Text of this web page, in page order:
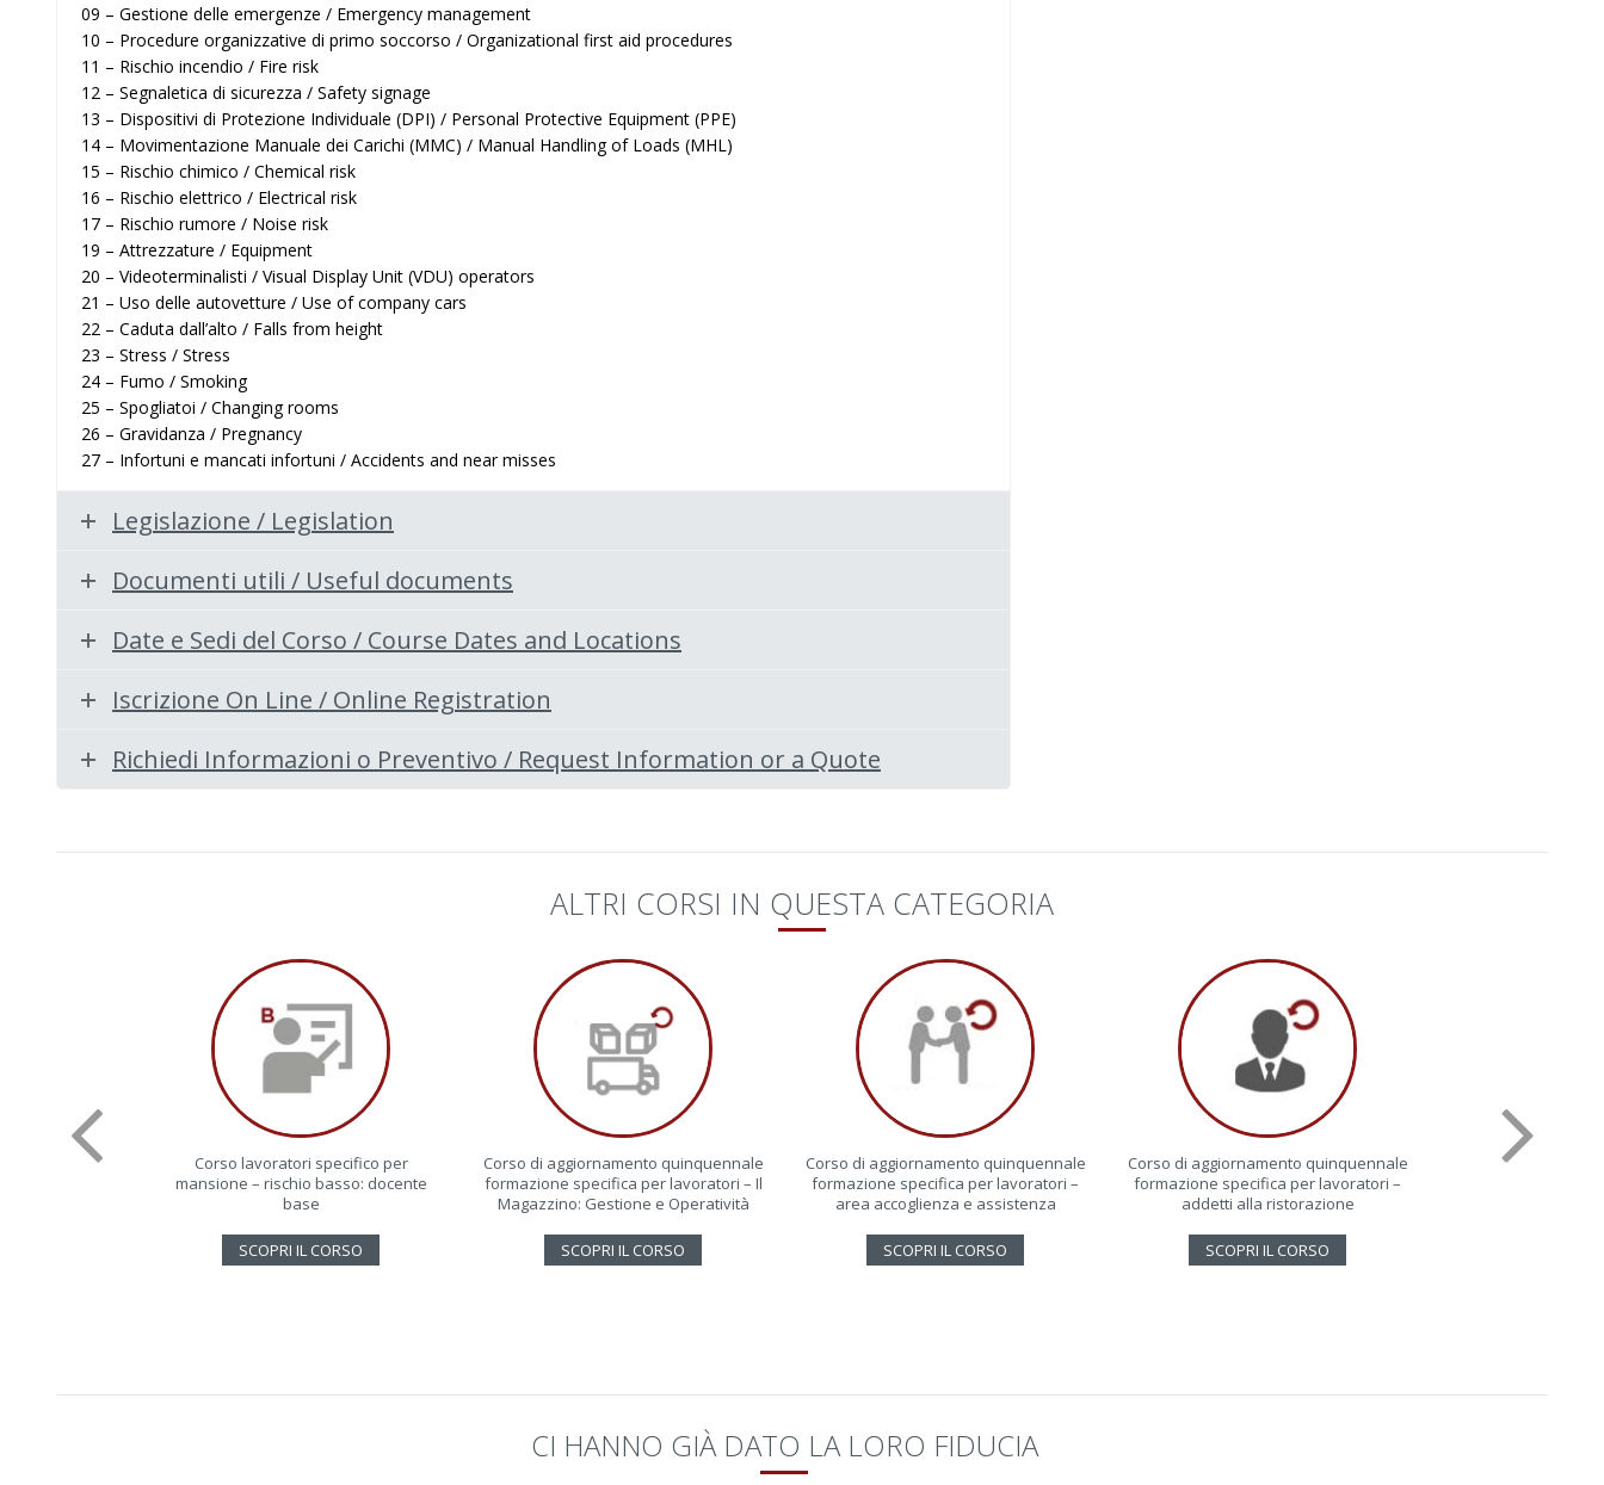
09 – Gestione delle emergenze / Emergency management
10 – Procedure organizzative di primo soccorso / Organizational first aid procedures
11 – Rischio incendio / Fire risk
12 – Segnaletica di sicurezza / Safety signage
13 – Dispositivi di Protezione Individuale (DPI) / Personal Protective Equipment (PPE)
14 – Movimentazione Manuale dei Carichi (MMC) / Manual Handling of Loads (MHL)
15 – Rischio chimico / Chemical risk
16 – Rischio elettrico / Electrical risk
17 – Rischio rumore / Noise risk
19 – Attrezzature / Equipment
20 – Videoterminalisti / Visual Display Unit (VDU) operators
21 – Uso delle autovetture / Use of company cars
22 – Caduta dall’alto / Falls from height
23 – Stress / Stress
24 – Fumo / Smoking
25 – Spogliatoi / Changing rooms
26 – Gravidanza / Pregnancy
27 – Infortuni e mancati infortuni / Accidents and near misses
Legislazione / Legislation
Documenti utili / Useful documents
Date e Sedi del Corso / Course Dates and Locations
Iscrizione On Line / Online Registration
Richiedi Informazioni o Preventivo / Request Information or a Quote
ALTRI CORSI IN QUESTA CATEGORIA
Corso lavoratori specifico per
mansione – rischio basso: docente
base
SCOPRI IL CORSO
Corso di aggiornamento quinquennale
formazione specifica per lavoratori – Il
Magazzino: Gestione e Operatività
SCOPRI IL CORSO
Corso di aggiornamento quinquennale
formazione specifica per lavoratori –
area accoglienza e assistenza
SCOPRI IL CORSO
Corso di aggiornamento quinquennale
formazione specifica per lavoratori –
addetti alla ristorazione
SCOPRI IL CORSO
Corso
CI HANNO GIÀ DATO LA LORO FIDUCIA